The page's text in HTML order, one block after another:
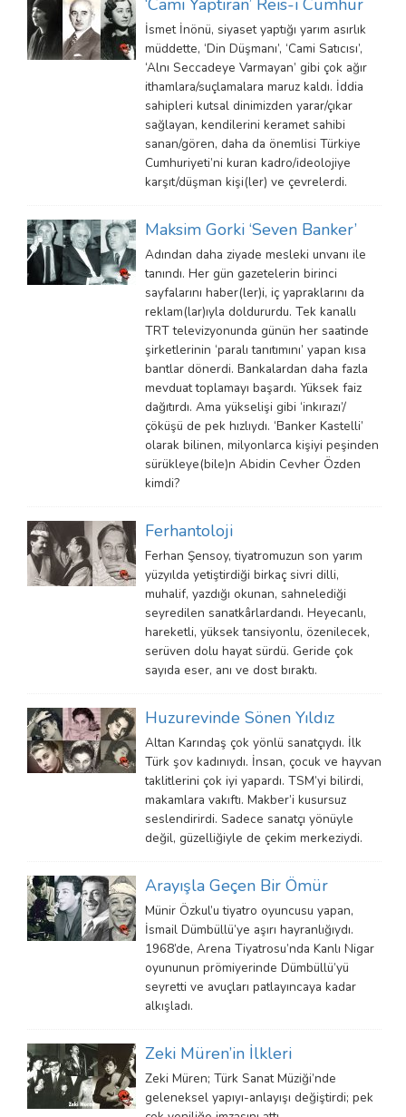
İsmet İnönü, siyaset yaptığı yarım asırlık
müddette, ‘Din Düşmanı’, ‘Cami Satıcısı’,
‘Alnı Seccadeye Varmayan’ gibi çok ağır
ithamlara/suçlamalara maruz kaldı. İddia
sahipleri kutsal dinimizden yarar/çıkar
sağlayan, kendilerini keramet sahibi
sanan/gören, daha da önemlisi Türkiye
Cumhuriyeti’ni kuran kadro/ideolojiye
karşıt/düşman kişi(ler) ve çevrelerdi.
Maksim Gorki ‘Seven Banker’
Adından daha ziyade mesleki unvanı ile
tanındı. Her gün gazetelerin birinci
sayfalarını haber(ler)i, iç yapraklarını da
reklam(lar)ıyla doldururdu. Tek kanallı
TRT televizyonunda günün her saatinde
şirketlerinin ‘paralı tanıtımını’ yapan kısa
bantlar dönerdi. Bankalardan daha fazla
mevduat toplamayı başardı. Yüksek faiz
dağıtırdı. Ama yükselişi gibi ‘inkırazı’/
çöküşü de pek hızlıydı. ‘Banker Kastelli’
olarak bilinen, milyonlarca kişiyi peşinden
sürükleye(bile)n Abidin Cevher Özden
kimdi?
Ferhantoloji
Ferhan Şensoy, tiyatromuzun son yarım
yüzyılda yetiştirdiği birkaç sivri dilli,
muhalif, yazdığı okunan, sahnelediği
seyredilen sanatkârlardandı. Heyecanlı,
hareketli, yüksek tansiyonlu, özenilecek,
serüven dolu hayat sürdü. Geride çok
sayıda eser, anı ve dost bıraktı.
Huzurevinde Sönen Yıldız
Altan Karındaş çok yönlü sanatçıydı. İlk
Türk şov kadınıydı. İnsan, çocuk ve hayvan
taklitlerini çok iyi yapardı. TSM’yi bilirdi,
makamlara vakıftı. Makber’i kusursuz
seslendirirdi. Sadece sanatçı yönüyle
değil, güzelliğiyle de çekim merkeziydi.
Arayışla Geçen Bir Ömür
Münir Özkul’u tiyatro oyuncusu yapan,
İsmail Dümbüllü’ye aşırı hayranlığıydı.
1968’de, Arena Tiyatrosu’nda Kanlı Nigar
oyununun prömiyerinde Dümbüllü’yü
seyretti ve avuçları patlayıncaya kadar
alkışladı.
Zeki Müren’in İlkleri
Zeki Müren; Türk Sanat Müziği’nde
geleneksel yapıyı-anlayışı değiştirdi; pek